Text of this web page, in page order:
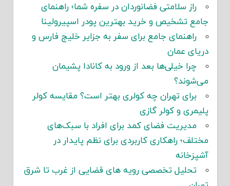
راز سلامتی فضانوردان در سفره شما؛ راهنمای
جامع تشخیص و خرید بهترین پودر اسپیرولینا
راهنمای جامع برای سفر به جزایر خلیج فارس و
دریای عمان
چرا خیلی‌ها بعد از ورود به کانادا پشیمان
می‌شوند؟
برای تهران چه کولری بهتر است؟ مقایسه کولر
پلیمری و کولر گازی
مدیریت فضای کمد برای افراد با سبک‌های
مختلف؛ راهکاری کاربردی برای نظم پایدار در
آشپزخانه
تحلیل تخصصی رویه های قضایی از غرب تا شرق